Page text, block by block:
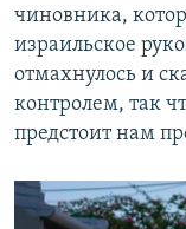
чиновника,
израильское
отмахнулось и
контролем, так
предстоит нам